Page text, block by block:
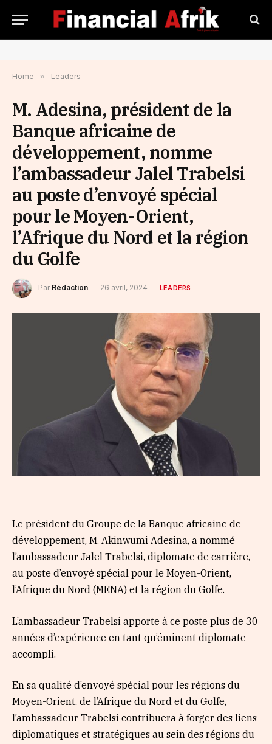
Home » Leaders
M. Adesina, président de la
Banque africaine de
développement, nomme
l’ambassadeur Jalel Trabelsi
au poste d’envoyé spécial
pour le Moyen-Orient,
l’Afrique du Nord et la région
du Golfe
Par Rédaction 26 avril, 2024 LEADERS
Le président du Groupe de la Banque africaine de
développement, M. Akinwumi Adesina, a nommé
l’ambassadeur Jalel Trabelsi, diplomate de carrière,
au poste d’envoyé spécial pour le Moyen-Orient,
l’Afrique du Nord (MENA) et la région du Golfe.
L’ambassadeur Trabelsi apporte à ce poste plus de 30
années d’expérience en tant qu’éminent diplomate
accompli.
En sa qualité d’envoyé spécial pour les régions du
Moyen-Orient, de l’Afrique du Nord et du Golfe,
l’ambassadeur Trabelsi contribuera à forger des liens
diplomatiques et stratégiques au sein des régions du